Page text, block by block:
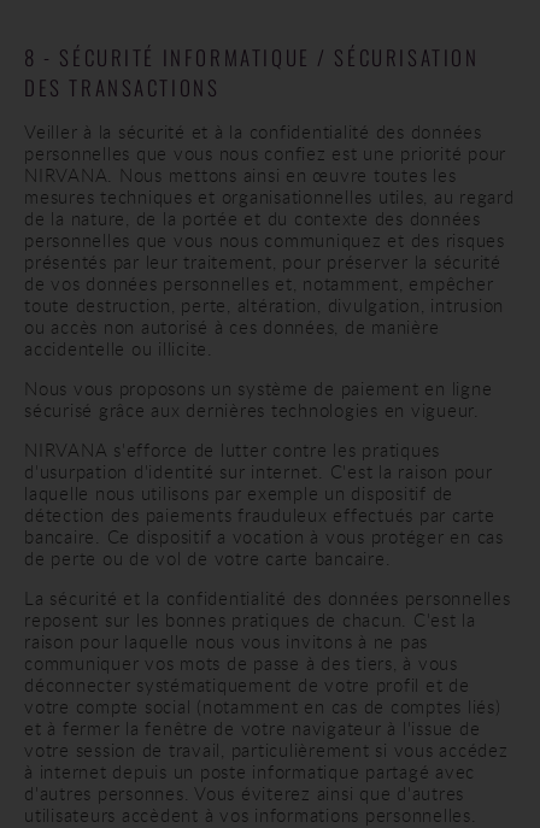
8 - SÉCURITÉ INFORMATIQUE / SÉCURISATION
DES TRANSACTIONS
Veiller à la sécurité et à la confidentialité des données
personnelles que vous nous confiez est une priorité pour
NIRVANA. Nous mettons ainsi en œuvre toutes les
mesures techniques et organisationnelles utiles, au regard
de la nature, de la portée et du contexte des données
personnelles que vous nous communiquez et des risques
présentés par leur traitement, pour préserver la sécurité
de vos données personnelles et, notamment, empêcher
toute destruction, perte, altération, divulgation, intrusion
ou accès non autorisé à ces données, de manière
accidentelle ou illicite.
Nous vous proposons un système de paiement en ligne
sécurisé grâce aux dernières technologies en vigueur.
NIRVANA s'efforce de lutter contre les pratiques
d'usurpation d'identité sur internet. C'est la raison pour
laquelle nous utilisons par exemple un dispositif de
détection des paiements frauduleux effectués par carte
bancaire. Ce dispositif a vocation à vous protéger en cas
de perte ou de vol de votre carte bancaire.
La sécurité et la confidentialité des données personnelles
reposent sur les bonnes pratiques de chacun. C'est la
raison pour laquelle nous vous invitons à ne pas
communiquer vos mots de passe à des tiers, à vous
déconnecter systématiquement de votre profil et de
votre compte social (notamment en cas de comptes liés)
et à fermer la fenêtre de votre navigateur à l'issue de
votre session de travail, particulièrement si vous accédez
à internet depuis un poste informatique partagé avec
d'autres personnes. Vous éviterez ainsi que d'autres
utilisateurs accèdent à vos informations personnelles.